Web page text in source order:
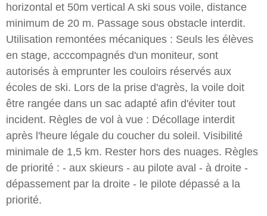
horizontal et 50m vertical A ski sous voile, distance
minimum de 20 m. Passage sous obstacle interdit.
Utilisation remontées mécaniques : Seuls les élèves
en stage, acccompagnés d'un moniteur, sont
autorisés à emprunter les couloirs réservés aux
écoles de ski. Lors de la prise d'agrès, la voile doit
être rangée dans un sac adapté afin d'éviter tout
incident. Règles de vol à vue : Décollage interdit
après l'heure légale du coucher du soleil. Visibilité
minimale de 1,5 km. Rester hors des nuages. Règles
de priorité : - aux skieurs - au pilote aval - à droite -
dépassement par la droite - le pilote dépassé a la
priorité.